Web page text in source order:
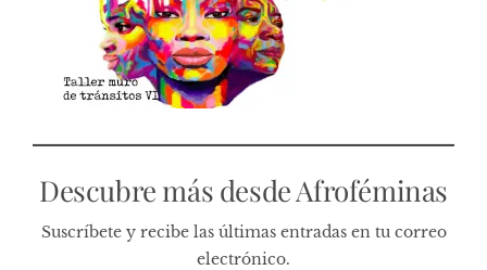
Descubre más desde Afroféminas
Suscríbete y recibe las últimas entradas en tu correo
electrónico.